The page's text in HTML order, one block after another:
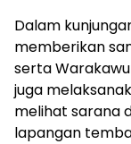
Dalam
memberikan
serta
juga
melihat sarana
lapangan